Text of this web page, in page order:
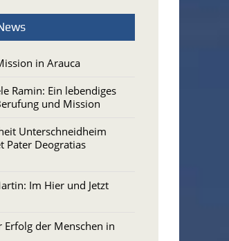
in Arauca
Ramin: Ein lebendiges
und Mission
Unterschneidheim
Pater Deogratias
Im Hier und Jetzt
Erfolg der Menschen in